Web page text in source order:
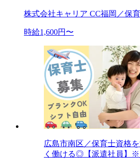
株式会社キャリア CC福岡／保
時給1,600円〜
広島市南区／保育士資格
く働ける◎【派遣社員】